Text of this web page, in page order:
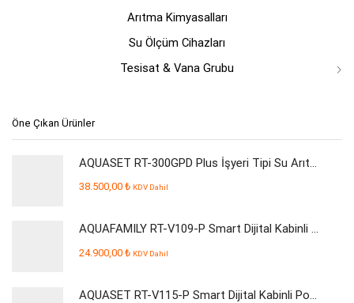
Arıtma Kimyasalları
Su Ölçüm Cihazları
Tesisat & Vana Grubu
Öne Çıkan Ürünler
38.500,00 ₺ KDV Dahil
AQUAFAMILY RT-V109-P Smart Dijital Kabinli Pompalı Su Arıtma Cihazı
24.900,00 ₺ KDV Dahil
AQUASET RT-V115-P Smart Dijital Kabinli Pompalı Su Arıtma Cihazı